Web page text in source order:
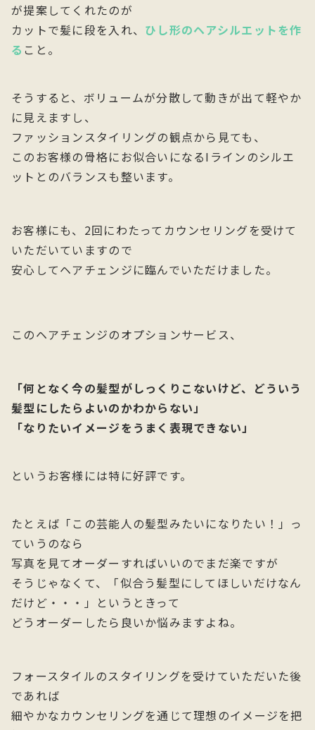
が提案してくれたのが
カットで髪に段を入れ、 ひし形のヘアシルエットを作
る こと。
そうすると、ボリュームが分散して動きが出て軽やか
に見えますし、
ファッションスタイリングの観点から見ても、
このお客様の骨格にお似合いになるIラインのシルエ
ットとのバランスも整います。
お客様にも、2回にわたってカウンセリングを受けて
いただいていますので
安心してヘアチェンジに臨んでいただけました。
このヘアチェンジのオプションサービス、
「何となく今の髪型がしっくりこないけど、どういう
髪型にしたらよいのかわからない」
「なりたいイメージをうまく表現できない」
というお客様には特に好評です。
たとえば「この芸能人の髪型みたいになりたい！」っ
ていうのなら
写真を見てオーダーすればいいのでまだ楽ですが
そうじゃなくて、「似合う髪型にしてほしいだけなん
だけど・・・」というときって
どうオーダーしたら良いか悩みますよね。
フォースタイルのスタイリングを受けていただいた後
であれば
細やかなカウンセリングを通じて理想のイメージを把